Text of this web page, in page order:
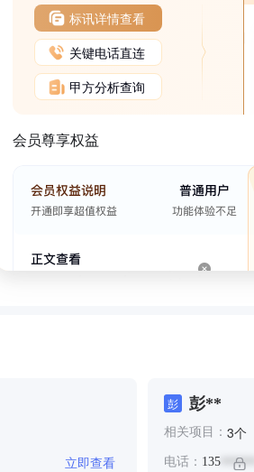
标讯详情查看
关键电话直连
甲方分析查询
会员尊享权益
立即查看
彭 彭**
相关项目： 3个
电话： 135